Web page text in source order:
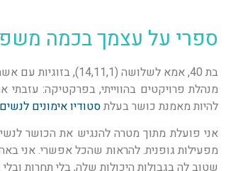
ספרי על עצמך בכמה
בת 40, אמא לשלושה (14,11,1), בזוגיות עם אשה.
מנהלת פרויקטים בהווייתי, בפרקטיקה: עזבתי
להיות מאמנת כושר בעלתסטודיו אימונים לנשים
אני פועלת מתוך מטרה להנגיש את הכושר
מפעילות גופנית. להראות שהכל אפשרי. אני